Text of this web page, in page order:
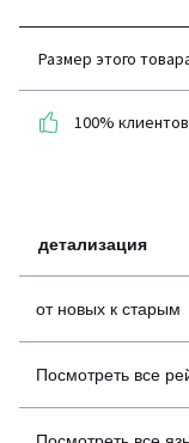
детализация
Размер этого
100%
от новых к старым
Посмотреть все